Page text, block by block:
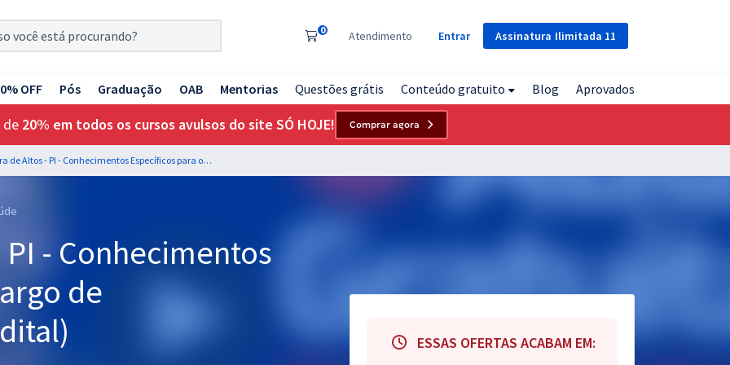
Assinatura Ilimitada 11
0 Atendimento Entrar
OFF Pós Graduação OAB Mentorias Questões grátis Conteúdo gratuito Blog Aprovados
de 20% em todos os cursos avulsos do site SÓ HOJE! Comprar agora
Prefeitura de Altos - PI - Conhecimentos Específicos para o Cargo de Nutricionista (Pós-Edital)
- Conhecimentos
de
ESSAS OFERTAS ACABAM EM: